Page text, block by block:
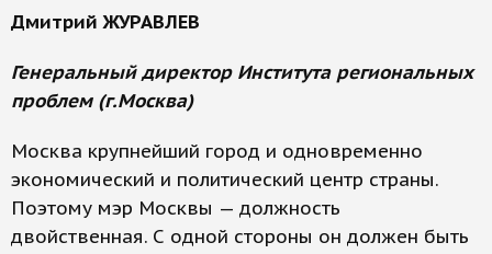
Дмитрий ЖУРАВЛЕВ
Генеральный директор Института региональных
проблем (г.Москва)
Москва крупнейший город и одновременно
экономический и политический центр страны.
Поэтому мэр Москвы — должность
двойственная. С одной стороны он должен быть